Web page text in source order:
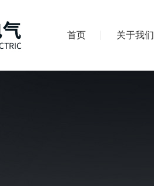
首页 关于我们